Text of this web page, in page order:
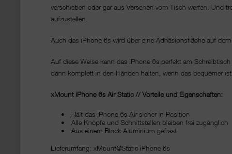
verschieben oder gar aus Versehen vom Tisch werfen. Und
aufzustellen.
Auch das iPhone 6s wird über eine Adhäsionsfläche auf
Auf diese Weise kann das iPhone 6s perfekt am
dann komplett in den Händen halten, wenn das bequemer ist.
xMount iPhone 6s Air Static // Vorteile und Eigenschaften:
Hält das iPhone 6s Air sicher in Position
Alle Knöpfe und Schnittstellen bleiben frei zugänglich
Aus einem Block Aluminium gefräst
Lieferumfang: xMount@Static iPhone 6s